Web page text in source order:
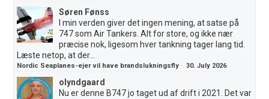
Søren Fønss
I min verden giver det ingen mening, at satse på
747 som Air Tankers. Alt for store, og ikke nær
præcise nok, ligesom hver tankning tager lang tid.
Læste netop, at der...
Nordic Seaplanes-ejer vil have brandslukningsfly ·30. July 2026
olyndgaard
Nu er denne B747 jo taget ud af drift i 2021. Det var